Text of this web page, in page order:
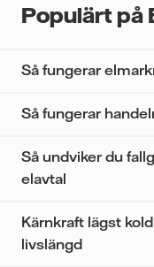
Populärt på
Så fungerar
Så fungerar
Så undviker du
elavtal
Kärnkraft lägst
livslängd